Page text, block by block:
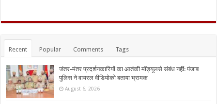
Recent Popular Comments Tags
जंतर-मंतर प्रदर्शनकारियों का आतंकी मॉड्यूलसे संबंध नहीं: पंजाब
पुलिस ने वायरल वीडियोको बताया भ्रामक
August 6, 2026